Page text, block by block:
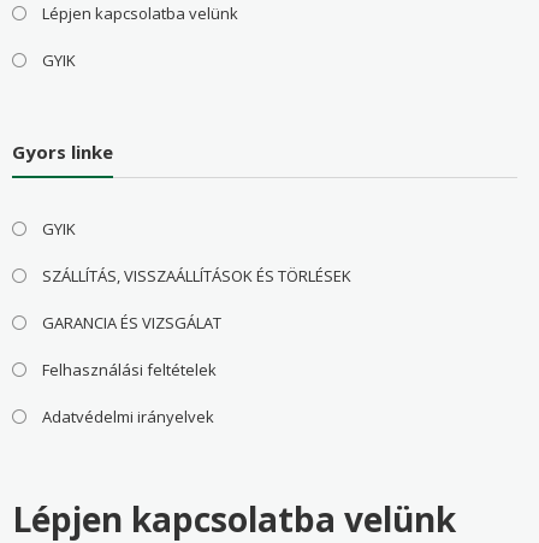
Lépjen kapcsolatba velünk
GYIK
Gyors linke
GYIK
SZÁLLÍTÁS, VISSZAÁLLÍTÁSOK ÉS TÖRLÉSEK
GARANCIA ÉS VIZSGÁLAT
Felhasználási feltételek
Adatvédelmi irányelvek
Lépjen kapcsolatba velünk